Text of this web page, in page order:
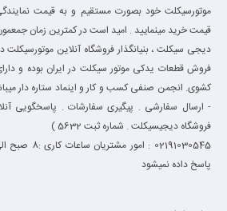
موتورسیکلت خود بصورت مستقیم و به قیمت
قیمت خرید مینمایید . امید است در کمترین زمان
دیجی سیکلت ، بنیانگذار فروشگاه آنلاین
فروش قطعات یدکی موتور سیکلت در ایران بوده و
کشوی. انجمن صنفی کسب و کار و اینماد ستاره دار
- ارسال سفارشی . پیگیری سفارشات . پاسخگویی
فروشگاه دیجیسیکلت . شماره ثبت 5632 )
پاسخ داده نمیشود